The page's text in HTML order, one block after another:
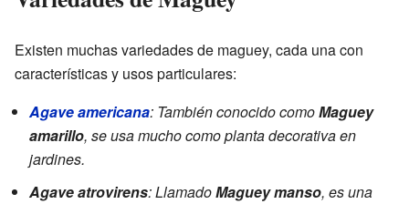
Existen muchas variedades de maguey, cada una con
características y usos particulares:
Agave americana: También conocido comoMaguey
amarillo, se usa mucho como planta decorativa en
jardines.
Agave atrovirens: LlamadoMaguey manso, es una